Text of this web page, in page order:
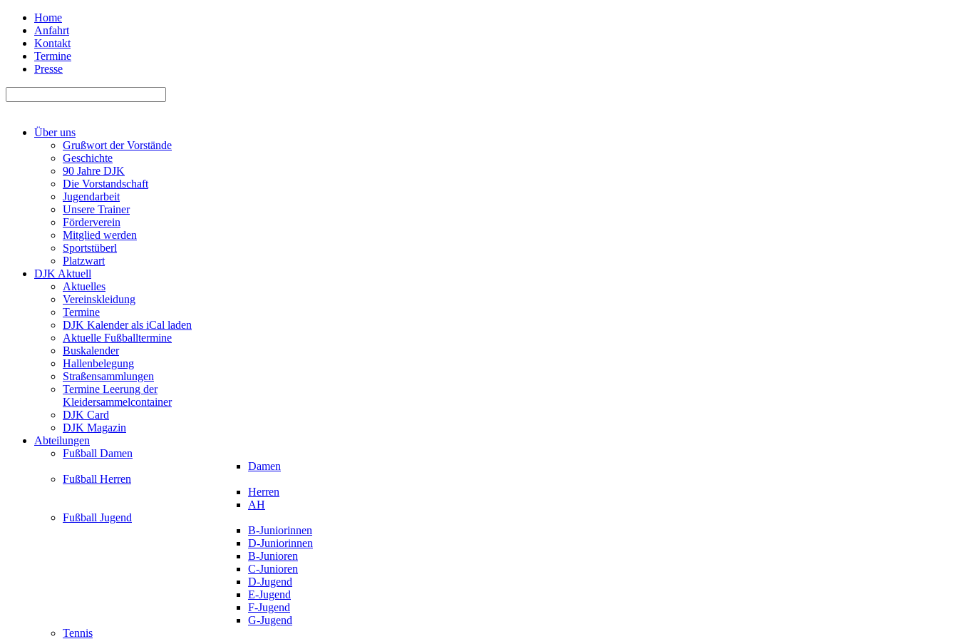
Home
Anfahrt
Kontakt
Termine
Presse
Über uns
Grußwort der Vorstände
Geschichte
90 Jahre DJK
Die Vorstandschaft
Jugendarbeit
Unsere Trainer
Förderverein
Mitglied werden
Sportstüberl
Platzwart
DJK Aktuell
Aktuelles
Vereinskleidung
Termine
DJK Kalender als iCal laden
Aktuelle Fußballtermine
Buskalender
Hallenbelegung
Straßensammlungen
Termine Leerung der
Kleidersammelcontainer
DJK Card
DJK Magazin
Abteilungen
Fußball Damen
Damen
Fußball Herren
Herren
AH
Fußball Jugend
B-Juniorinnen
D-Juniorinnen
B-Junioren
C-Junioren
D-Jugend
E-Jugend
F-Jugend
G-Jugend
Tennis